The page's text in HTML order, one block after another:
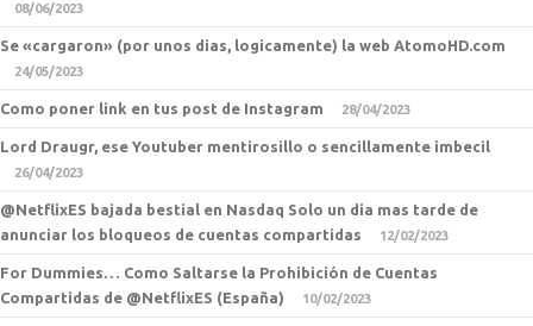
08/06/2023
Se «cargaron» (por unos dias, logicamente) la web AtomoHD.com
24/05/2023
Como poner link en tus post de Instagram 28/04/2023
Lord Draugr, ese Youtuber mentirosillo o sencillamente imbecil
26/04/2023
@NetflixES bajada bestial en Nasdaq Solo un dia mas tarde de
anunciar los bloqueos de cuentas compartidas
12/02/2023
For Dummies… Como Saltarse la Prohibición de Cuentas
Compartidas de @NetflixES (España)
10/02/2023